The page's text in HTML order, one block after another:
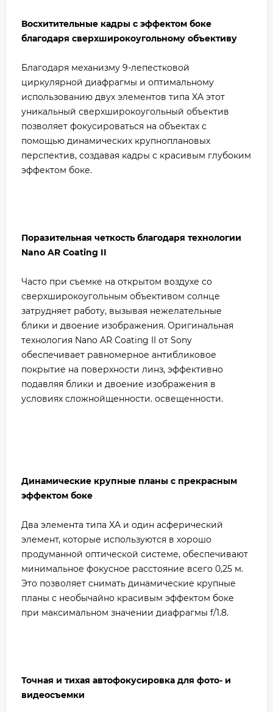
Восхитительные кадры с эффектом боке
благодаря сверхширокоугольному объективу
Благодаря механизму 9-лепестковой
циркулярной диафрагмы и оптимальному
использованию двух элементов типа XA этот
уникальный сверхширокоугольный объектив
позволяет фокусироваться на объектах с
помощью динамических крупноплановых
перспектив, создавая кадры с красивым глубоким
эффектом боке.
Поразительная четкость благодаря технологии
Nano AR Coating II
Часто при съемке на открытом воздухе со
сверхширокоугольным объективом солнце
затрудняет работу, вызывая нежелательные
блики и двоение изображения. Оригинальная
технология Nano AR Coating II от Sony
обеспечивает равномерное антибликовое
покрытие на поверхности линз, эффективно
подавляя блики и двоение изображения в
условиях сложнойщенности. освещенности.
Динамические крупные планы с прекрасным
эффектом боке
Два элемента типа XA и один асферический
элемент, которые используются в хорошо
продуманной оптической системе, обеспечивают
минимальное фокусное расстояние всего 0,25 м.
Это позволяет снимать динамические крупные
планы с необычайно красивым эффектом боке
при максимальном значении диафрагмы f/1.8.
Точная и тихая автофокусировка для фото- и
видеосъемки